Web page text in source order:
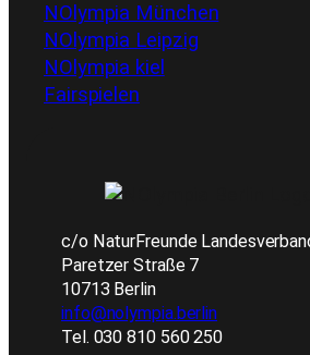
NOlympia München
NOlympia Leipzig
NOlympia kiel
Fairspielen
c/o NaturFreunde
Paretzer Straße 7
10713 Berlin
info@nolympia.berlin
Tel. 030 810 560 250